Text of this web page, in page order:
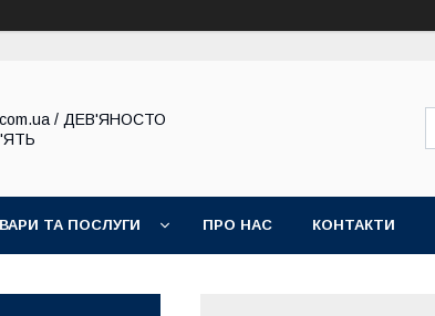
/ ДЕВ'ЯНОСТО
ТА ПОСЛУГИ ПРО НАС КОНТАКТИ